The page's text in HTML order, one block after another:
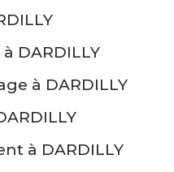
DARDILLY
à DARDILLY
à DARDILLY